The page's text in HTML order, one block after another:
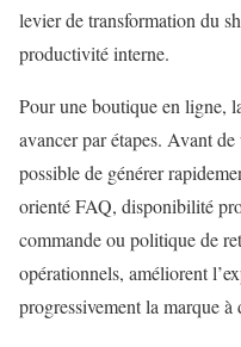
levier de transformation du
productivité interne.
Pour une boutique en ligne,
avancer par étapes. Avant
possible de générer
orienté FAQ, disponibilité
commande ou politique de
opérationnels, améliorent
progressivement la marque